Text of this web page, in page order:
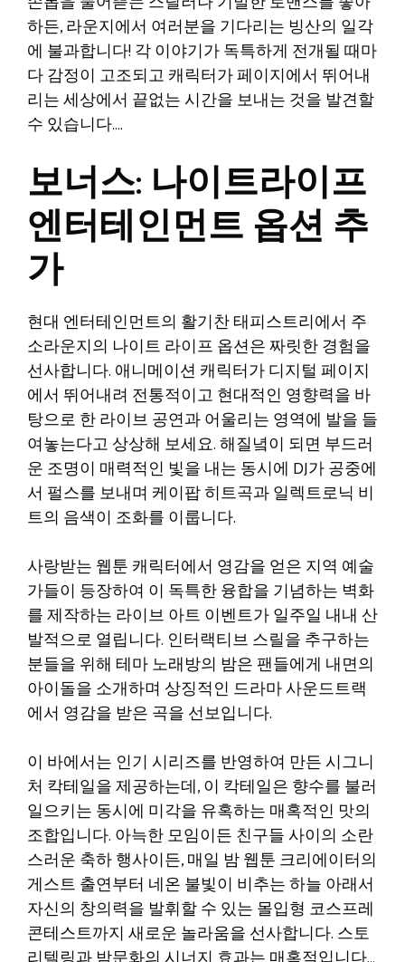
하든, 라운지에서 여러분을 기다리는 빙산의 일각
에 불과합니다! 각 이야기가 독특하게 전개될 때마
다 감정이 고조되고 캐릭터가 페이지에서 뛰어내
리는 세상에서 끝없는 시간을 보내는 것을 발견할
수 있습니다….
보너스: 나이트라이프
엔터테인먼트 옵션 추
가
현대 엔터테인먼트의 활기찬 태피스트리에서 주
소라운지의 나이트 라이프 옵션은 짜릿한 경험을
선사합니다. 애니메이션 캐릭터가 디지털 페이지
에서 뛰어내려 전통적이고 현대적인 영향력을 바
탕으로 한 라이브 공연과 어울리는 영역에 발을 들
여놓는다고 상상해 보세요. 해질녘이 되면 부드러
운 조명이 매력적인 빛을 내는 동시에 DJ가 공중에
서 펄스를 보내며 케이팝 히트곡과 일렉트로닉 비
트의 음색이 조화를 이룹니다.
사랑받는 웹툰 캐릭터에서 영감을 얻은 지역 예술
가들이 등장하여 이 독특한 융합을 기념하는 벽화
를 제작하는 라이브 아트 이벤트가 일주일 내내 산
발적으로 열립니다. 인터랙티브 스릴을 추구하는
분들을 위해 테마 노래방의 밤은 팬들에게 내면의
아이돌을 소개하며 상징적인 드라마 사운드트랙
에서 영감을 받은 곡을 선보입니다.
이 바에서는 인기 시리즈를 반영하여 만든 시그니
처 칵테일을 제공하는데, 이 칵테일은 향수를 불러
일으키는 동시에 미각을 유혹하는 매혹적인 맛의
조합입니다. 아늑한 모임이든 친구들 사이의 소란
스러운 축하 행사이든, 매일 밤 웹툰 크리에이터의
게스트 출연부터 네온 불빛이 비추는 하늘 아래서
자신의 창의력을 발휘할 수 있는 몰입형 코스프레
콘테스트까지 새로운 놀라움을 선사합니다. 스토